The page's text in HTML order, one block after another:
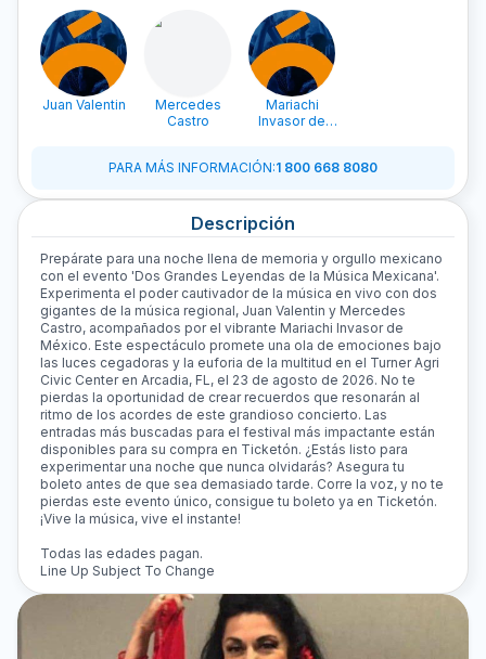
Juan Valentin
Mercedes
Castro
Mariachi
Invasor de
PARA MÁS INFORMACIÓN:1 800 668 8080
Descripción
Prepárate para una noche llena de memoria y orgullo mexicano
con el evento 'Dos Grandes Leyendas de la Música Mexicana'.
Experimenta el poder cautivador de la música en vivo con dos
gigantes de la música regional, Juan Valentin y Mercedes
Castro, acompañados por el vibrante Mariachi Invasor de
México. Este espectáculo promete una ola de emociones bajo
las luces cegadoras y la euforia de la multitud en el Turner Agri
Civic Center en Arcadia, FL, el 23 de agosto de 2026. No te
pierdas la oportunidad de crear recuerdos que resonarán al
ritmo de los acordes de este grandioso concierto. Las
entradas más buscadas para el festival más impactante están
disponibles para su compra en Ticketón. ¿Estás listo para
experimentar una noche que nunca olvidarás? Asegura tu
boleto antes de que sea demasiado tarde. Corre la voz, y no te
pierdas este evento único, consigue tu boleto ya en Ticketón.
¡Vive la música, vive el instante!
Todas las edades pagan.
Line Up Subject To Change